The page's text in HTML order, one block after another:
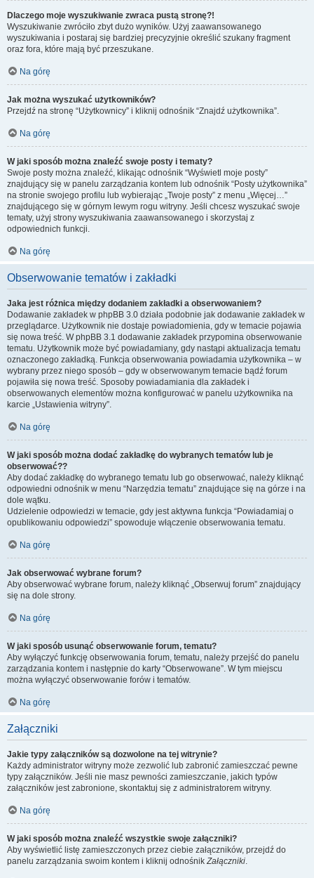
Dlaczego moje wyszukiwanie zwraca pustą stronę?!
Wyszukiwanie zwróciło zbyt dużo wyników. Użyj zaawansowanego
wyszukiwania i postaraj się bardziej precyzyjnie określić szukany fragment
oraz fora, które mają być przeszukane.
Na górę
Jak można wyszukać użytkowników?
Przejdź na stronę “Użytkownicy” i kliknij odnośnik “Znajdź użytkownika”.
Na górę
W jaki sposób można znaleźć swoje posty i tematy?
Swoje posty można znaleźć, klikając odnośnik “Wyświetl moje posty”
znajdujący się w panelu zarządzania kontem lub odnośnik “Posty użytkownika”
na stronie swojego profilu lub wybierając „Twoje posty” z menu „Więcej…”
znajdującego się w górnym lewym rogu witryny. Jeśli chcesz wyszukać swoje
tematy, użyj strony wyszukiwania zaawansowanego i skorzystaj z
odpowiednich funkcji.
Na górę
Obserwowanie tematów i zakładki
Jaka jest różnica między dodaniem zakładki a obserwowaniem?
Dodawanie zakładek w phpBB 3.0 działa podobnie jak dodawanie zakładek w
przeglądarce. Użytkownik nie dostaje powiadomienia, gdy w temacie pojawia
się nowa treść. W phpBB 3.1 dodawanie zakładek przypomina obserwowanie
tematu. Użytkownik może być powiadamiany, gdy nastąpi aktualizacja tematu
oznaczonego zakładką. Funkcja obserwowania powiadamia użytkownika – w
wybrany przez niego sposób – gdy w obserwowanym temacie bądź forum
pojawiła się nowa treść. Sposoby powiadamiania dla zakładek i
obserwowanych elementów można konfigurować w panelu użytkownika na
karcie „Ustawienia witryny”.
Na górę
W jaki sposób można dodać zakładkę do wybranych tematów lub je
obserwować??
Aby dodać zakładkę do wybranego tematu lub go obserwować, należy kliknąć
odpowiedni odnośnik w menu “Narzędzia tematu” znajdujące się na górze i na
dole wątku.
Udzielenie odpowiedzi w temacie, gdy jest aktywna funkcja “Powiadamiaj o
opublikowaniu odpowiedzi” spowoduje włączenie obserwowania tematu.
Na górę
Jak obserwować wybrane forum?
Aby obserwować wybrane forum, należy kliknąć „Obserwuj forum” znajdujący
się na dole strony.
Na górę
W jaki sposób usunąć obserwowanie forum, tematu?
Aby wyłączyć funkcję obserwowania forum, tematu, należy przejść do panelu
zarządzania kontem i następnie do karty “Obserwowane”. W tym miejscu
można wyłączyć obserwowanie forów i tematów.
Na górę
Załączniki
Jakie typy załączników są dozwolone na tej witrynie?
Każdy administrator witryny może zezwolić lub zabronić zamieszczać pewne
typy załączników. Jeśli nie masz pewności zamieszczanie, jakich typów
załączników jest zabronione, skontaktuj się z administratorem witryny.
Na górę
W jaki sposób można znaleźć wszystkie swoje załączniki?
Aby wyświetlić listę zamieszczonych przez ciebie załączników, przejdź do
panelu zarządzania swoim kontem i kliknij odnośnikZałączniki.